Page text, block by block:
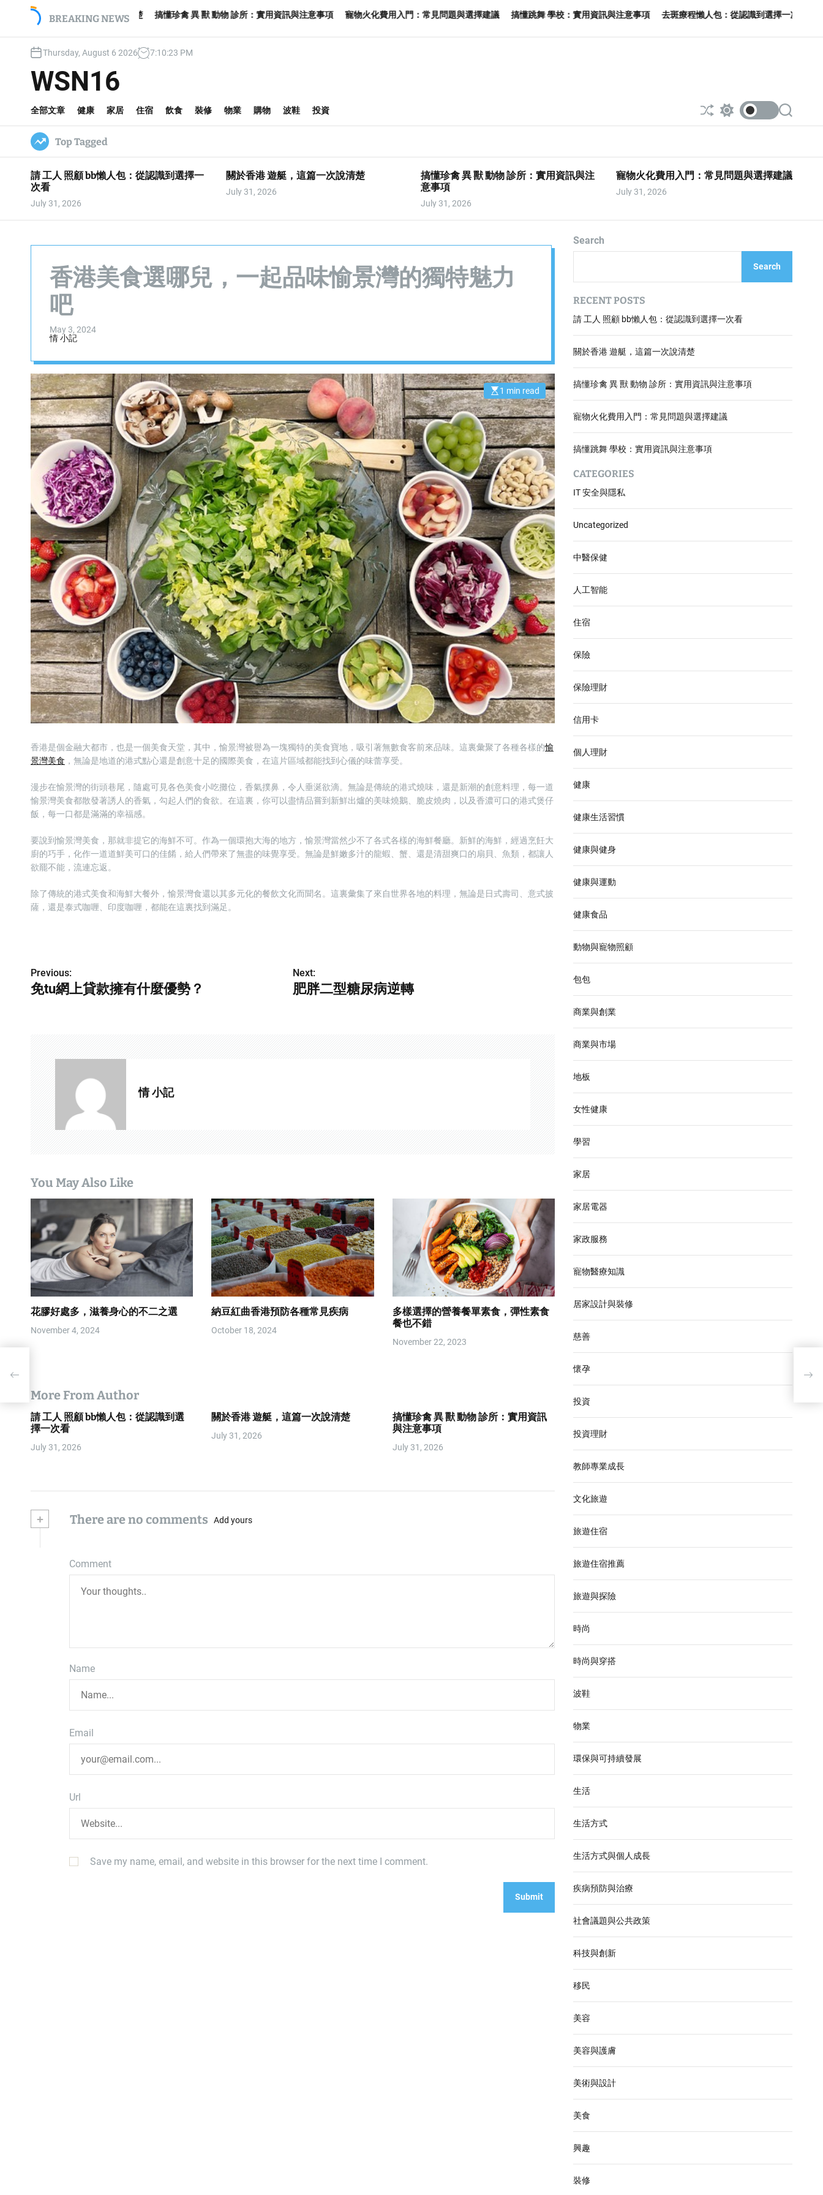
t
BREAKING NEWS
，這篇一次說清楚 搞懂珍禽 異 獸 動物 診所：實用資訊與注意事項 寵物火化費用入門：常見問題與選擇建議 搞懂跳舞 學校：實用資訊與注意事項 去斑療程懶人包：從認識到選擇一次看 搞懂小 家電：實用
Thursday, August 6 2026 7:10:24 PM
WSN16
全部文章 健康 家居 住宿 飲食 裝修 物業 購物 波鞋 投資
S
h
l
S
w
c
c
r
d
S
e
c
Top Tagged
請 工人 照顧 bb懶人包：從認識到選擇一
次看
July 31, 2026
關於香港 遊艇，這篇一次說清楚
July 31, 2026
搞懂珍禽 異 獸 動物 診所：實用資訊與注
意事項
July 31, 2026
寵物火化費用入門：常見問題與選擇建議
July 31, 2026
香港美食選哪兒，一起品味愉景灣的獨特魅力
吧
May 3, 2024
情 小記
E
s
t
i
m
a
t
e
d
r
e
a
d
t
i
m
e
1 min read
香港是個金融大都市，也是一個美食天堂，其中，愉景灣被譽為一塊獨特的美食寶地，吸引著無數食客前來品味。這裏彙聚了各種各樣的愉
景灣美食 ，無論是地道的港式點心還是創意十足的國際美食，在這片區域都能找到心儀的味蕾享受。
漫步在愉景灣的街頭巷尾，隨處可見各色美食小吃攤位，香氣撲鼻，令人垂涎欲滴。無論是傳統的港式燒味，還是新潮的創意料理，每一道
愉景灣美食都散發著誘人的香氣，勾起人們的食欲。在這裏，你可以盡情品嘗到新鮮出爐的美味燒鵝、脆皮燒肉，以及香濃可口的港式煲仔
飯，每一口都是滿滿的幸福感。
要說到愉景灣美食，那就非提它的海鮮不可。作為一個環抱大海的地方，愉景灣當然少不了各式各樣的海鮮餐廳。新鮮的海鮮，經過烹飪大
廚的巧手，化作一道道鮮美可口的佳餚，給人們帶來了無盡的味覺享受。無論是鮮嫩多汁的龍蝦、蟹、還是清甜爽口的扇貝、魚類，都讓人
欲罷不能，流連忘返。
除了傳統的港式美食和海鮮大餐外，愉景灣食還以其多元化的餐飲文化而聞名。這裏彙集了來自世界各地的料理，無論是日式壽司、意式披
薩，還是泰式咖喱、印度咖喱，都能在這裏找到滿足。
P
o
a
i
o
n
Previous:
免tu網上貸款擁有什麼優勢？
Next:
肥胖二型糖尿病逆轉
情 小記
You May Also Like
花膠好處多，滋養身心的不二之選
November 4, 2024
納豆紅曲香港預防各種常見疾病
October 18, 2024
多樣選擇的營養餐單素食，彈性素食
餐也不錯
November 22, 2023
More From Author
請 工人 照顧 bb懶人包：從認識到選
擇一次看
July 31, 2026
關於香港 遊艇，這篇一次說清楚
July 31, 2026
搞懂珍禽 異 獸 動物 診所：實用資訊
與注意事項
July 31, 2026
+ There are no comments Add yours
Comment
Name
Email
Url
Save my name, email, and website in this browser for the next time I comment.
Search
Search
RECENT POSTS
請 工人 照顧 bb懶人包：從認識到選擇一次看
關於香港 遊艇，這篇一次說清楚
搞懂珍禽 異 獸 動物 診所：實用資訊與注意事項
寵物火化費用入門：常見問題與選擇建議
搞懂跳舞 學校：實用資訊與注意事項
CATEGORIES
IT 安全與隱私
Uncategorized
中醫保健
人工智能
住宿
保險
保險理財
信用卡
個人理財
健康
健康生活習慣
健康與健身
健康與運動
健康食品
動物與寵物照顧
包包
商業與創業
商業與市場
地板
女性健康
學習
家居
家居電器
家政服務
寵物醫療知識
居家設計與裝修
慈善
懷孕
投資
投資理財
教師專業成長
文化旅遊
旅遊住宿
旅遊住宿推薦
旅遊與探險
時尚
時尚與穿搭
波鞋
物業
環保與可持續發展
生活
生活方式
生活方式與個人成長
疾病預防與治療
社會議題與公共政策
科技與創新
移民
美容
美容與護膚
美術與設計
美食
興趣
裝修